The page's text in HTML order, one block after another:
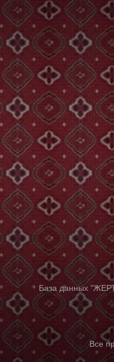
База данных
Все